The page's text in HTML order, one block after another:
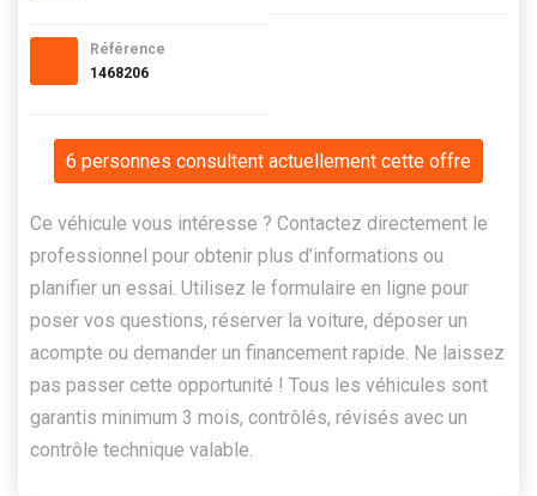
Référence
1468206
6 personnes consultent actuellement cette offre
Ce véhicule vous intéresse ? Contactez directement le
professionnel pour obtenir plus d’informations ou
planifier un essai. Utilisez le formulaire en ligne pour
poser vos questions, réserver la voiture, déposer un
acompte ou demander un financement rapide. Ne laissez
pas passer cette opportunité ! Tous les véhicules sont
garantis minimum 3 mois, contrôlés, révisés avec un
contrôle technique valable.